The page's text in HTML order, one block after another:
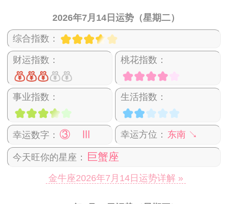
2026年7月14日运势（星期二）
综合指数：
财运指数： 桃花指数：
事业指数： 生活指数：
幸运数字： ③ Ⅲ 幸运方位： 东南 ↘
今天旺你的星座： 巨蟹座
金牛座2026年7月14日运势详解 »